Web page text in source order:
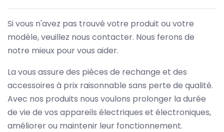
Si vous n'avez pas trouvé votre produit ou votre
modèle, veuillez nous contacter. Nous ferons de
notre mieux pour vous aider.
La vous assure des pièces de rechange et des
accessoires à prix raisonnable sans perte de qualité.
Avec nos produits nous voulons prolonger la durée
de vie de vos appareils électriques et électroniques,
améliorer ou maintenir leur fonctionnement.